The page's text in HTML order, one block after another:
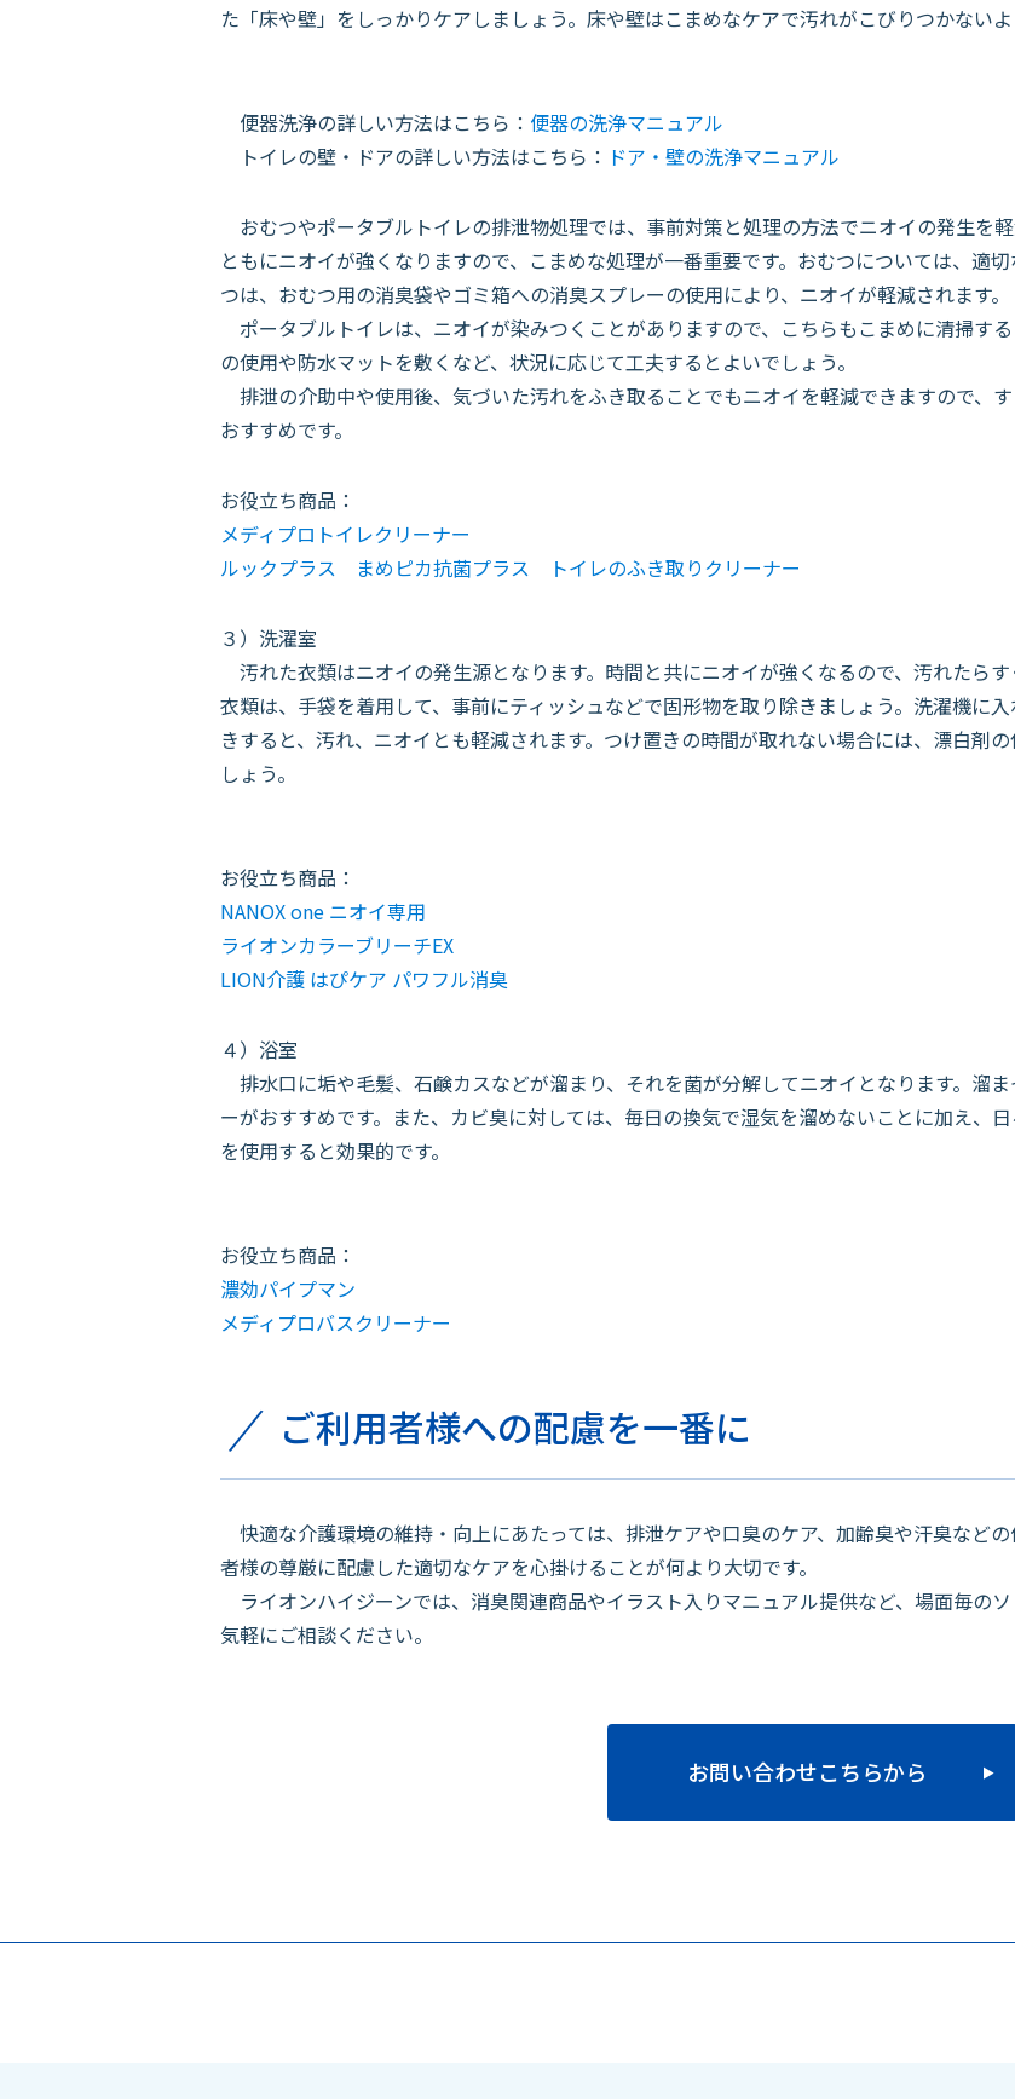
た「床や壁」をしっかりケアしましょう。床や壁はこまめなケアで汚れがこびりつかないよ
便器洗浄の詳しい方法はこちら： 便器の洗浄マニュアル
トイレの壁・ドアの詳しい方法はこちら： ドア・壁の洗浄マニュアル
おむつやポータブルトイレの排泄物処理では、事前対策と処理の方法でニオイの発生を
ともにニオイが強くなりますので、こまめな処理が一番重要です。おむつについては、適
つは、おむつ用の消臭袋やゴミ箱への消臭スプレーの使用により、ニオイが軽減されます。
ポータブルトイレは、ニオイが染みつくことがありますので、こちらもこまめに清掃す
の使用や防水マットを敷くなど、状況に応じて工夫するとよいでしょう。
排泄の介助中や使用後、気づいた汚れをふき取ることでもニオイを軽減できますので、
おすすめです。
お役立ち商品：
メディプロトイレクリーナー
ルックプラス まめピカ抗菌プラス トイレのふき取りクリーナー
３）洗濯室
汚れた衣類はニオイの発生源となります。時間と共にニオイが強くなるので、汚れたら
衣類は、手袋を着用して、事前にティッシュなどで固形物を取り除きましょう。洗濯機に
きすると、汚れ、ニオイとも軽減されます。つけ置きの時間が取れない場合には、漂白剤
しょう。
お役立ち商品：
NANOX one ニオイ専用
ライオンカラーブリーチEX
LION介護 はぴケア パワフル消臭
４）浴室
排水口に垢や毛髪、石鹸カスなどが溜まり、それを菌が分解してニオイとなります。溜
ーがおすすめです。また、カビ臭に対しては、毎日の換気で湿気を溜めないことに加え、
を使用すると効果的です。
お役立ち商品：
濃効パイプマン
メディプロバスクリーナー
ご利用者様への配慮を一番に
快適な介護環境の維持・向上にあたっては、排泄ケアや口臭のケア、加齢臭や汗臭など
者様の尊厳に配慮した適切なケアを心掛けることが何より大切です。
ライオンハイジーンでは、消臭関連商品やイラスト入りマニュアル提供など、場面毎の
気軽にご相談ください。
お問い合わせこちらから